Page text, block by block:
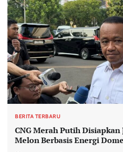
BERITA TERBARU
CNG Merah Putih
Melon Berbasis Energi